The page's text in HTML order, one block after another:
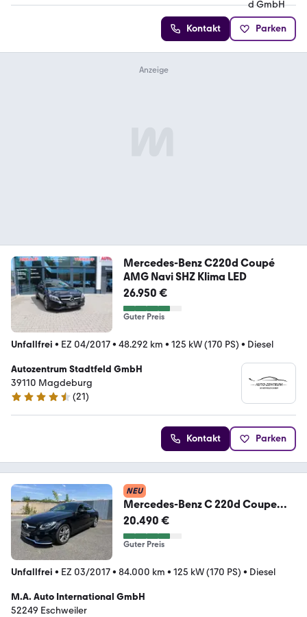
Kontakt Parken
Mercedes-Benz C220d Coupé
AMG Navi SHZ Klima LED
26.950 €
Guter Preis
Unfallfrei • EZ 04/2017• 48.292 km • 125 kW (170 PS) • Diesel
Autozentrum Stadtfeld GmbH
39110 Magdeburg
4.7 Sterne
(21)
Kontakt Parken
NEU
Mercedes-Benz C 220d Coupe
AMG
LINE*KAM*NAV*KLIMAAUT*SHZ*
20.490 €
Guter Preis
Unfallfrei • EZ 03/2017• 84.000 km • 125 kW (170 PS) • Diesel
M.A. Auto International GmbH
52249 Eschweiler